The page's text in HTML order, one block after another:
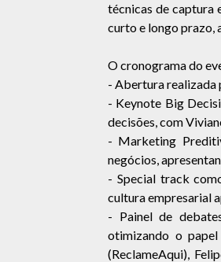
técnicas de captura
curto e longo prazo,
O cronograma do
- Abertura realizada
- Keynote Big
decisões, com
- Marketing
negócios,
- Special track
cultura empresarial
- Painel de
otimizando o
(ReclameAqui),